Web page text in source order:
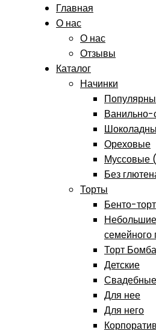
Главная
О нас
О нас
Отзывы
Каталог
Начинки
Ореховые
Муссовые
Без
Торты
Бенто-торт
семейного
Торт Бомба
Детские
Свадебные
Для нее
Для него